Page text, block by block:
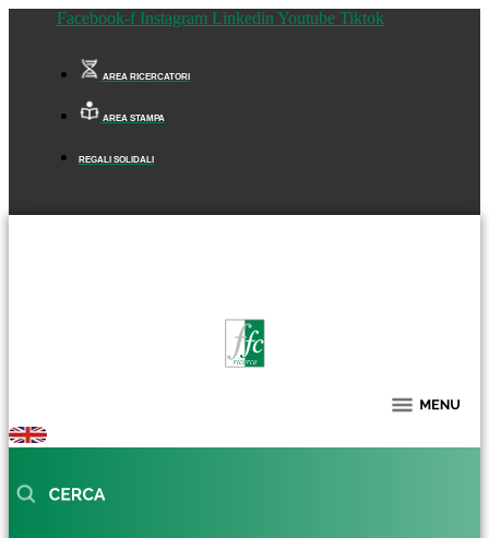
Facebook-f Instagram Linkedin Youtube Tiktok
AREA RICERCATORI
AREA STAMPA
REGALI SOLIDALI